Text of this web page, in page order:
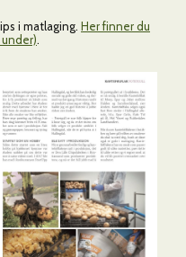
i matlaging. Her finner du
.